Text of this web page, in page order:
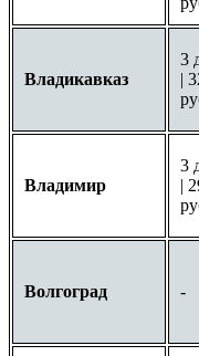
Владикавказ
3
|
Владимир
3
|
Волгоград -